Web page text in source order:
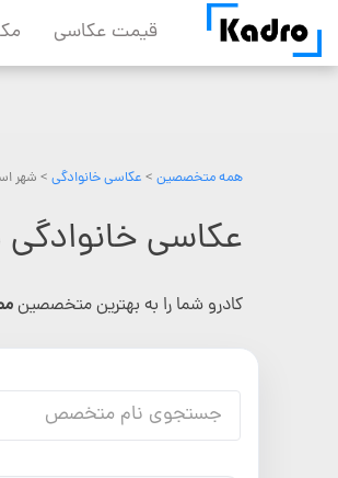
content
قیمت عکاسی
همه متخصصین > عکاسی خانوادگی > شهر
عکاسی خانوادگی
کادرو شما را به بهترین متخصصین